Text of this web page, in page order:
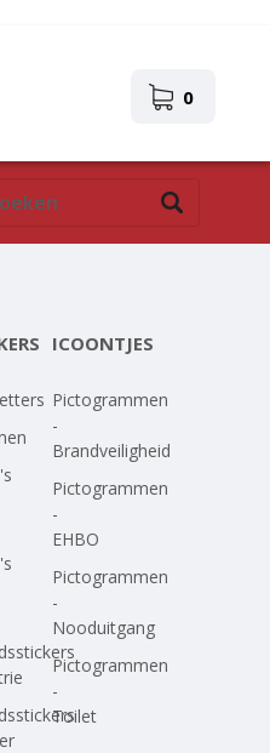
0
ICOONTJES
Pictogrammen
-
Brandveiligheid
Pictogrammen
-
EHBO
Pictogrammen
-
Nooduitgang
Pictogrammen
-
Toilet